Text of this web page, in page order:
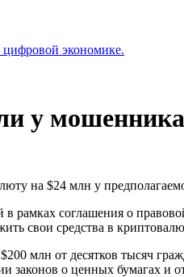
экономике.
у
на $24 млн у
в рамках соглашения о
свои средства в
млн от десятков тысяч
законов о ценных бумагах и